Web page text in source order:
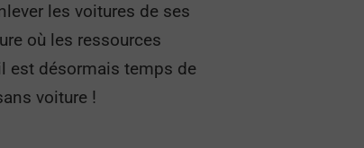
les voitures de ses
où les ressources
est désormais temps de
voiture !